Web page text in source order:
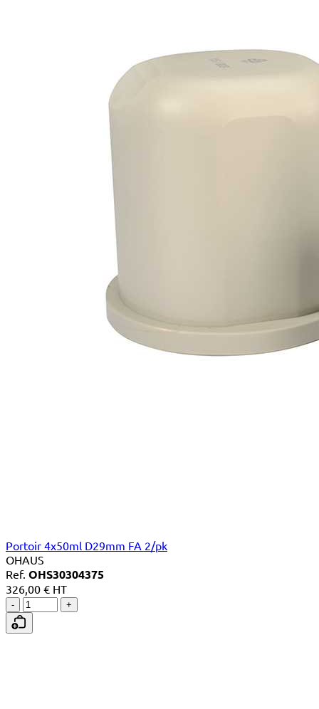
Portoir 4x50ml D29mm FA 2/pk
OHAUS
Ref. OHS30304375
326,00 € HT
- +